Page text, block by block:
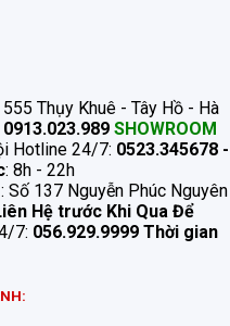
555 Thụy Khuê - Tây Hồ - Hà
SHOWROOM
Hotline 24/7: 0523.345678 -
: 8h - 22h
: Số 137 Nguyễn Phúc Nguyên
Hệ trước Khi Qua Để
7: 056.929.9999 Thời gian